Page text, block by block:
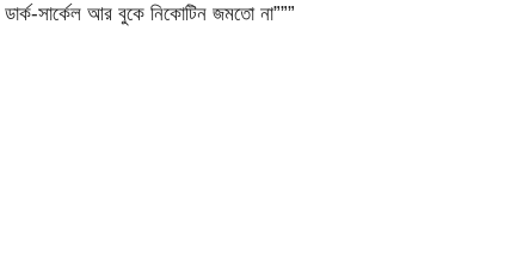
সার্কেল আর বুকে নিকোটিন জমতো না”””